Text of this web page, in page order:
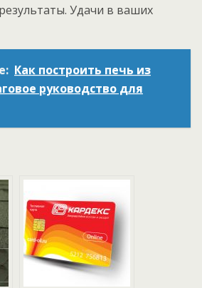
Удачи в ваших
Как построить печь из
руководство для